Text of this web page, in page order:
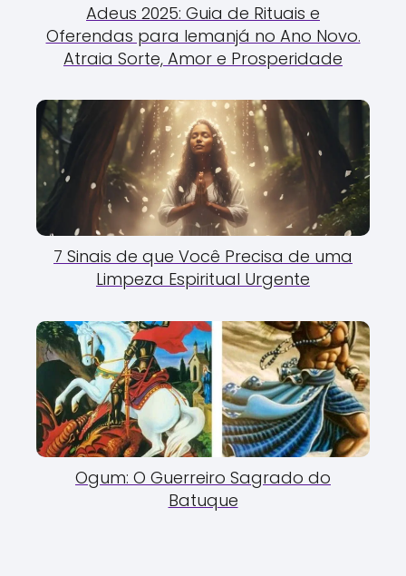
Adeus 2025: Guia de Rituais e
Oferendas para Iemanjá no Ano Novo.
Atraia Sorte, Amor e Prosperidade
7 Sinais de que Você Precisa de uma
Limpeza Espiritual Urgente
Ogum: O Guerreiro Sagrado do
Batuque